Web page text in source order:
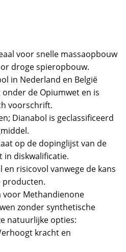
voor snelle massaopbouw
droge spieropbouw.
in Nederland en België
de Opiumwet en is
voorschrift.
Dianabol is geclassificeerd
op de dopinglijst van de
in diskwalificatie.
en risicovol vanwege de kans
producten.
Methandienone
zonder synthetische
natuurlijke opties:
kracht en